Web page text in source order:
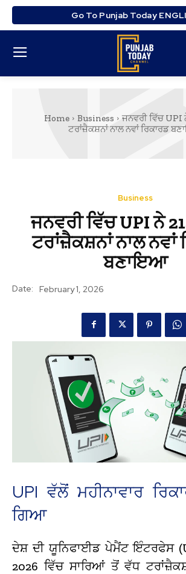
Go To Punjab Today
Home Business
ਜਨਵਰੀ ਵਿੱਚ UPI
ਟਰਾਂਜ਼ੈਕਸ਼ਨਾਂ ਨਾਲ ਨਵਾਂ ਰਿਕਾਰਡ
Business
ਜਨਵਰੀ ਵਿੱਚ UPI ਨੇ
ਟਰਾਂਜ਼ੈਕਸ਼ਨਾਂ ਨਾਲ ਨਵਾਂ
ਬਣਾਇਆ
Date: February 1, 2026
UPI ਵੱਲੋਂ ਮਹੀਨਾਵਾਰ
ਗਿਆ
ਦੇਸ਼ ਦੀ ਯੂਨਿਫਾਈਡ ਪੇਮੈਂਟ ਇੰਟਰਫੇਸ
2026 ਵਿੱਚ ਸਾਰਿਆਂ ਤੋਂ ਵੱਧ